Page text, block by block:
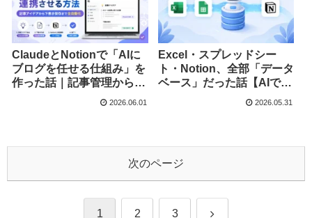
ClaudeとNotionで「AIに
ブログを任せる仕組み」を
作った話｜記事管理から執
筆・公開まで全部つながっ
2026.06.01
Excel・スプレッドシー
ト・Notion、全部「データ
ベース」だった話【AIで管
理が劇的にラクになる】
2026.05.31
次のページ
1 2 3 次